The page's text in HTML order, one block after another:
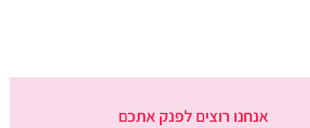
אנחנו רוצים לפנק אתכם